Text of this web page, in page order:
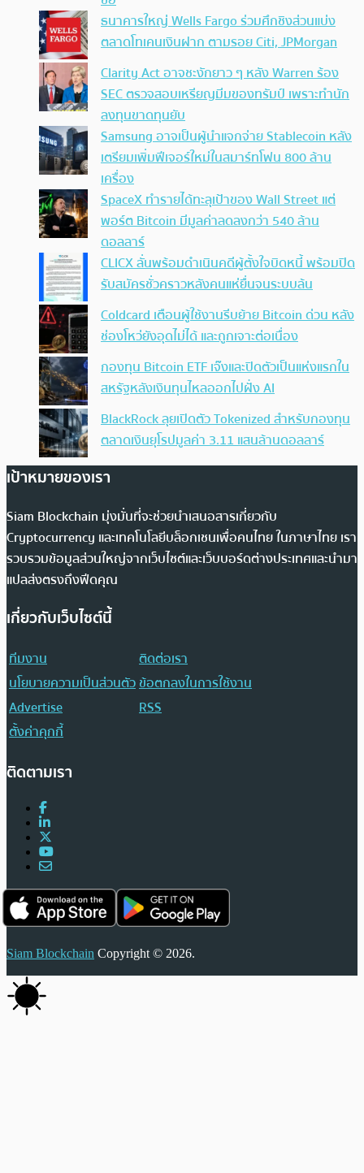
ธนาคารใหญ่ Wells Fargo ร่วมศึกชิงส่วนแบ่ง
ตลาดโทเคนเงินฝาก ตามรอย Citi, JPMorgan
Clarity Act อาจชะงักยาว ๆ หลัง Warren ร้อง
SEC ตรวจสอบเหรียญมีมของทรัมป์ เพราะทำนัก
ลงทุนขาดทุนยับ
Samsung อาจเป็นผู้นำแจกจ่าย Stablecoin หลัง
เตรียมเพิ่มฟีเจอร์ใหม่ในสมาร์ทโฟน 800 ล้าน
เครื่อง
SpaceX ทำรายได้ทะลุเป้าของ Wall Street แต่
พอร์ต Bitcoin มีมูลค่าลดลงกว่า 540 ล้าน
ดอลลาร์
CLICX ลั่นพร้อมดำเนินคดีผู้ตั้งใจบิดหนี้ พร้อมปิด
รับสมัครชั่วคราวหลังคนแห่ยื่นจนระบบล้น
Coldcard เตือนผู้ใช้งานรีบย้าย Bitcoin ด่วน หลัง
ช่องโหว่ยังอุดไม่ได้ และถูกเจาะต่อเนื่อง
กองทุน Bitcoin ETF เจ๊งและปิดตัวเป็นแห่งแรกใน
สหรัฐหลังเงินทุนไหลออกไปฝั่ง AI
BlackRock ลุยเปิดตัว Tokenized สำหรับกองทุน
ตลาดเงินยุโรปมูลค่า 3.11 แสนล้านดอลลาร์
เป้าหมายของเรา
Siam Blockchain มุ่งมั่นที่จะช่วยนำเสนอสารเกี่ยวกับ
Cryptocurrency และเทคโนโลยีบล็อกเชนเพื่อคนไทย ในภาษาไทย เรา
รวบรวมข้อมูลส่วนใหญ่จากเว็บไซต์และเว็บบอร์ดต่างประเทศและนำมา
แปลส่งตรงถึงฟีดคุณ
เกี่ยวกับเว็บไซต์นี้
ทีมงาน
ติดต่อเรา
นโยบายความเป็นส่วนตัวข้อตกลงในการใช้งาน
Advertise
RSS
ตั้งค่าคุกกี้
ติดตามเรา
Siam Blockchain Copyright © 2026.